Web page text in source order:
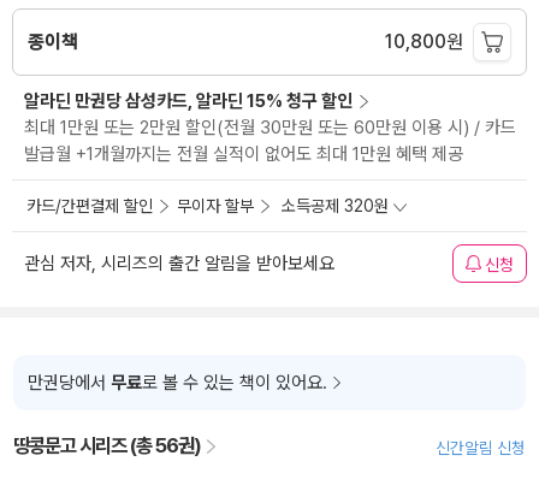
종이책 10,800원
알라딘 만권당 삼성카드, 알라딘 15% 청구 할인
최대 1만원 또는 2만원 할인(전월 30만원 또는 60만원 이용 시) / 카드
발급월 +1개월까지는 전월 실적이 없어도 최대 1만원 혜택 제공
카드/간편결제 할인 무이자 할부 소득공제 320원
관심 저자, 시리즈의 출간 알림을 받아보세요 신청
만권당에서 무료로 볼 수 있는 책이 있어요.
땅콩문고 시리즈 (총 56권) 신간알림 신청